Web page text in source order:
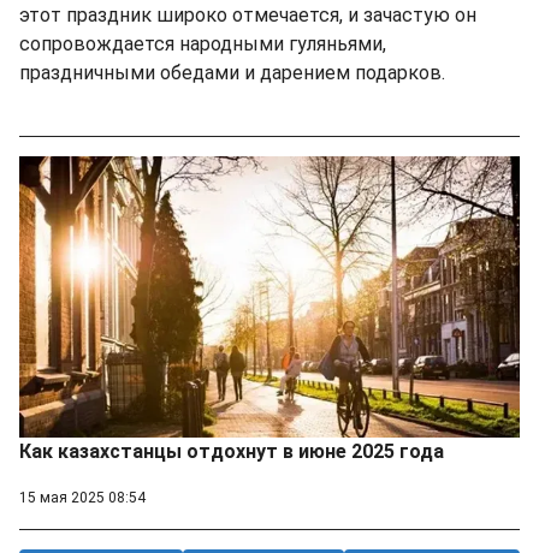
этот праздник широко отмечается, и зачастую он
сопровождается народными гуляньями,
праздничными обедами и дарением подарков.
Как казахстанцы отдохнут в июне 2025 года
15 мая 2025 08:54